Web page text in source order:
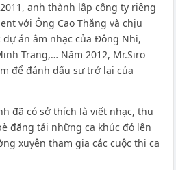
anh thành lập công ty riêng
với Ông Cao Thắng và chịu
án âm nhạc của Đông Nhi,
Trang,… Năm 2012, Mr.Siro
để đánh dấu sự trở lại của
đã có sở thích là viết nhạc, thu
đăng tải những ca khúc đó lên
xuyên tham gia các cuộc thi ca